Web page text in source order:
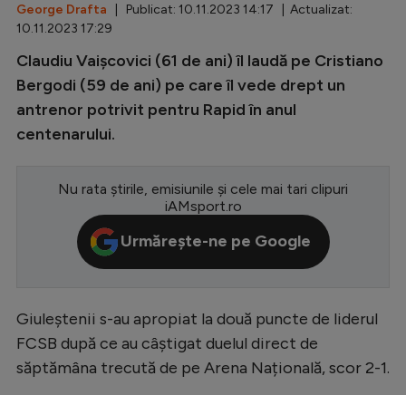
Clasamente
Champions League
Europa League
CM 2026
Premier League
Serie A
Bundesliga
Ligue 1
George Drafta | Publicat: 10.11.2023 14:17 | Actualizat:
10.11.2023 17:29
Claudiu Vaișcovici (61 de ani) îl laudă pe Cristiano
Bergodi (59 de ani) pe care îl vede drept un
antrenor potrivit pentru Rapid în anul
centenarului.
Nu rata știrile, emisiunile și cele mai tari clipuri
iAMsport.ro
Urmărește-ne pe Google
Giuleștenii s-au apropiat la două puncte de liderul
FCSB după ce au câștigat duelul direct de
săptămâna trecută de pe Arena Națională, scor 2-1.